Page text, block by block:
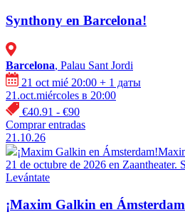
Synthony en Barcelona!
Barcelona, Palau Sant Jordi
21 oct mié 20:00 + 1 даты
21.oct.miércoles в 20:00
€40.91 - €90
Comprar entradas
21.10.26
¡Maxim Galkin en Ámsterdam!
21 de octubre de 2026 en Zaantheater.
Levántate
¡Maxim Galkin en